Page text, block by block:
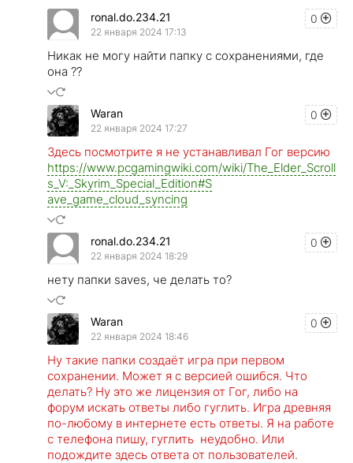
0
ronal.do.234.21
22 января 2024 17:13
Никак не могу найти папку с сохранениями, где
она ??
0
Waran
22 января 2024 17:27
Здесь посмотрите я не устанавливал Гог версию
https://www.pcgamingwiki.com/wiki/The_Elder_Scroll
s_V:_Skyrim_Special_Edition#S
ave_game_cloud_syncing
0
ronal.do.234.21
22 января 2024 18:29
нету папки saves, че делать то?
0
Waran
22 января 2024 18:46
Ну такие папки создаёт игра при первом
сохранении. Может я с версией ошибся. Что
делать? Ну это же лицензия от Гог, либо на
форум искать ответы либо гуглить. Игра древняя
по-любому в интернете есть ответы. Я на работе
с телефона пишу, гуглить неудобно. Или
подождите здесь ответа от пользователей.